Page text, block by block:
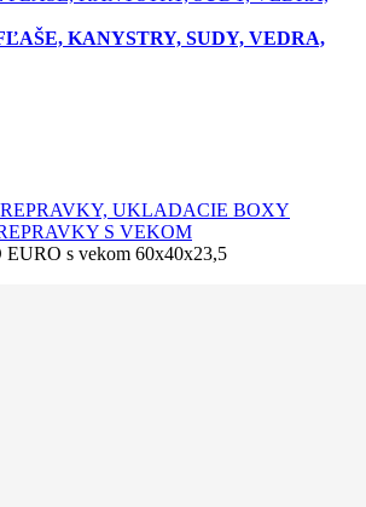
KANYSTRY, SUDY, VEDRA,
UKLADACIE BOXY
S VEKOM
EURO s vekom 60x40x23,5